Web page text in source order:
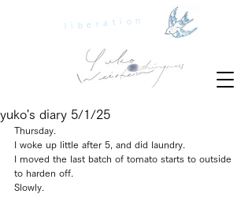
liberation
yuko's diary 5/1/25
Thursday.
I woke up little after 5, and did laundry.
I moved the last batch of tomato starts to outside
to harden off.
Slowly.